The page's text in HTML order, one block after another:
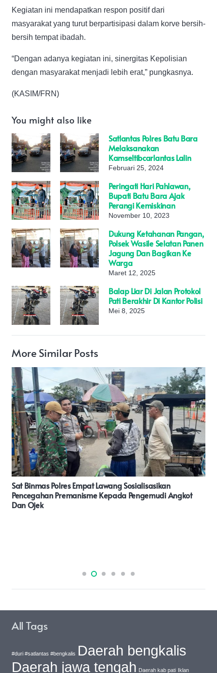
Kegiatan ini mendapatkan respon positif dari
masyarakat yang turut berpartisipasi dalam korve bersih-
bersih tempat ibadah.
“Dengan adanya kegiatan ini, sinergitas Kepolisian
dengan masyarakat menjadi lebih erat,” pungkasnya.
(KASIM/FRN)
You might also like
Satlantas Polres Batu Bara
Melaksanakan
Kamseltibcarlantas Lalin
Februari 25, 2024
Peringati Hari Pahlawan,
Bupati Batu Bara Ajak
Perangi Kemiskinan
November 10, 2023
Dukung Ketahanan Pangan,
Polsek Wasile Selatan Panen
Jagung Dan Bagikan Ke
Warga
Maret 12, 2025
Balap Liar Di Jalan Protokol
Pati Berakhir Di Kantor Polisi
Mei 8, 2025
More Similar Posts
All Tags
#duri #satlantas #bengkalis Daerah bengkalis
Daerah jawa tengah Daerah kab pati Iklan